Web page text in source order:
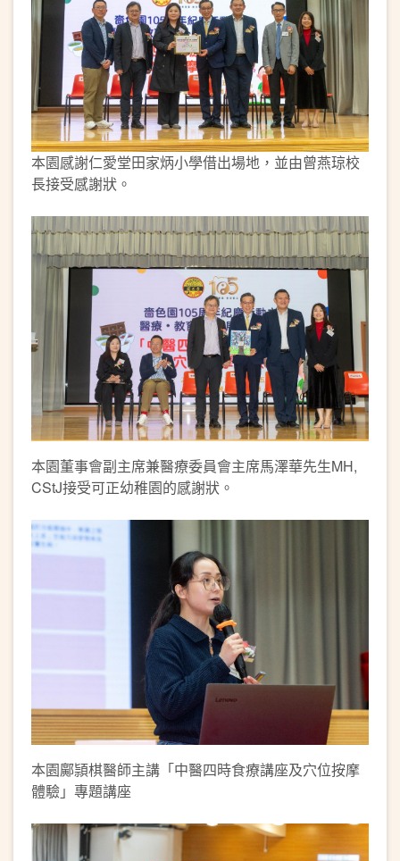
本園感謝仁愛堂田家炳小學借出場地，並由曾燕琼校
長接受感謝狀。
本園董事會副主席兼醫療委員會主席馬澤華先生MH,
CStJ接受可正幼稚園的感謝狀。
本園鄺頴棋醫師主講「中醫四時食療講座及穴位按摩
體驗」專題講座